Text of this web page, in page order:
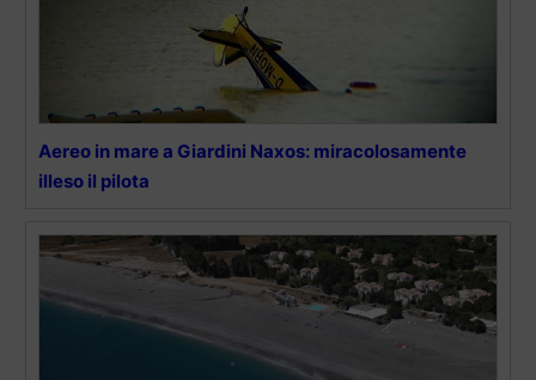
Aereo in mare a Giardini Naxos: miracolosamente
illeso il pilota